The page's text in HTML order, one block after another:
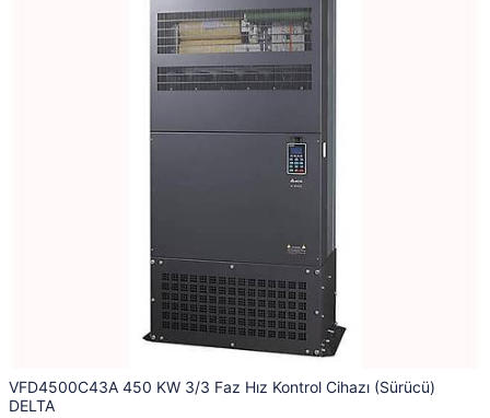
VFD4500C43A 450 KW 3/3 Faz Hız Kontrol Cihazı (Sürücü)
DELTA